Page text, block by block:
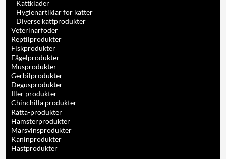
Kattkläder
Hygienartiklar för katter
Diverse kattprodukter
Veterinärfoder
Reptilprodukter
Fiskprodukter
Fågelprodukter
Musprodukter
Gerbilprodukter
Degusprodukter
Iller produkter
Chinchilla produkter
Råtta-produkter
Hamsterprodukter
Marsvinsprodukter
Kaninprodukter
Hästprodukter